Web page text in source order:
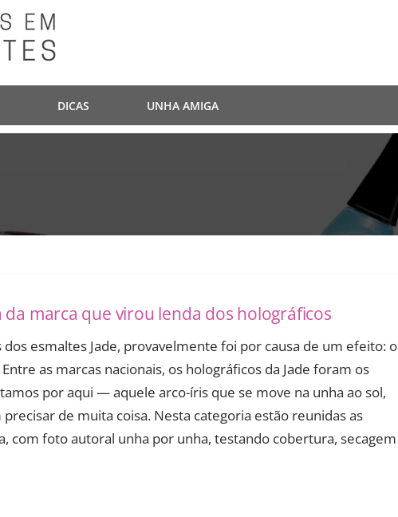
DICAS UNHA AMIGA
da marca que virou lenda dos holográficos
dos esmaltes Jade, provavelmente foi por causa de um efeito: o
as marcas nacionais, os holográficos da Jade foram os
por aqui — aquele arco-íris que se move na unha ao sol,
de muita coisa. Nesta categoria estão reunidas as
com foto autoral unha por unha, testando cobertura, secagem